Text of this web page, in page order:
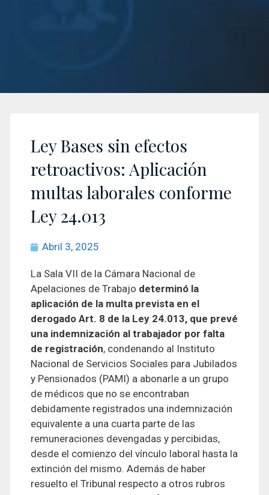
Ley Bases sin efectos
retroactivos: Aplicación
multas laborales conforme
Ley 24.013
Abril 3, 2025
La Sala VII de la Cámara Nacional de
Apelaciones de Trabajo determinó la
aplicación de la multa prevista en el
derogado Art. 8 de la Ley 24.013, que prevé
una indemnización al trabajador por falta
de registración, condenando al Instituto
Nacional de Servicios Sociales para Jubilados
y Pensionados (PAMI) a abonarle a un grupo
de médicos que no se encontraban
debidamente registrados una indemnización
equivalente a una cuarta parte de las
remuneraciones devengadas y percibidas,
desde el comienzo del vínculo laboral hasta la
extinción del mismo. Además de haber
resuelto el Tribunal respecto a otros rubros